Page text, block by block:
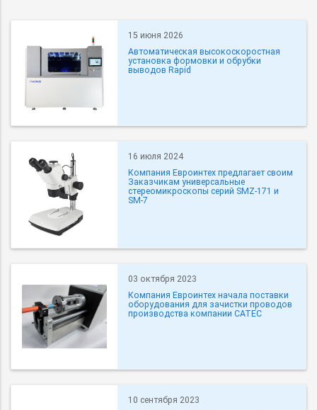
15 июня 2026
Автоматическая высокоскоростная
установка формовки и обрубки
выводов Rapid
16 июля 2024
Компания Евроинтех предлагает своим
Заказчикам универсальные
стереомикроскопы серий SMZ-171 и
SM-7
03 октября 2023
Компания Евроинтех начала поставки
оборудования для зачистки проводов
производства компании CATEC
10 сентября 2023